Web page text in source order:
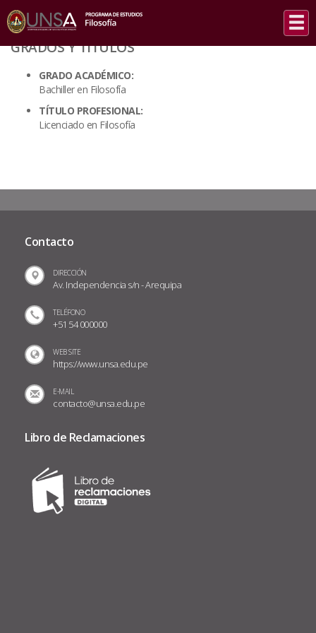
INICIO GRADOS Y TÍTULOS
GRADOS Y TÍTULOS
GRADO ACADÉMICO:
Bachiller en Filosofía
TÍTULO PROFESIONAL:
Licenciado en Filosofía
Contacto
DIRECCIÓN
Av. Independencia s/n - Arequipa
TELÉFONO
+51 54 000000
WEB SITE
https://www.unsa.edu.pe
E-MAIL
contacto@unsa.edu.pe
Libro de Reclamaciones